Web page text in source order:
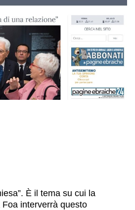
È il tema su cui la
interverrà questo